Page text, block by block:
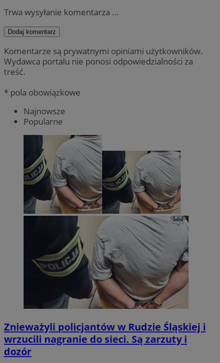
Trwa wysyłanie komentarza ...
Dodaj komentarz
Komentarze są prywatnymi opiniami użytkowników.
Wydawca portalu nie ponosi odpowiedzialności za
treść.
* pola obowiązkowe
Najnowsze
Popularne
Znieważyli policjantów w Rudzie Śląskiej i
wrzucili nagranie do sieci. Są zarzuty i
dozór